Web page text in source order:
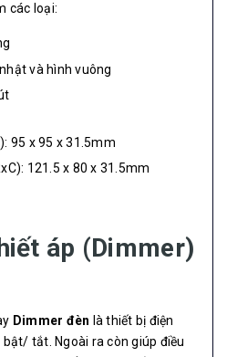
các loại:
và hình vuông
95 x 95 x 31.5mm
121.5 x 80 x 31.5mm
áp (Dimmer)
Dimmer đèn là thiết bị điện
tắt. Ngoài ra còn giúp điều